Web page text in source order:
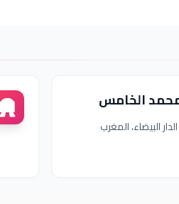
محمد الخامس
البيضاء، المغرب